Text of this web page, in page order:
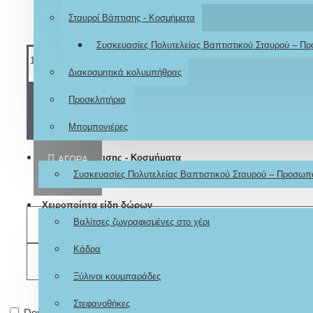
Σταυροί Βάπτισης - Κοσμήματα
Συσκευασίες Πολυτελείας Βαπτιστικού Σταυρού –
Διακοσμητικά κολυμπήθρας
Προσκλητήρια
Μπομπονιέρες
Σταυροί Βάπτισης - Κοσμήματα
Συσκευασίες Πολυτελείας Βαπτιστικού Σταυρού –
Χειροποίητα είδη δώρων
Βαλίτσες ζωγραφισμένες στο χέρι
Κάδρα
Ξύλινοι κουμπαράδες
Στεφανοθήκες
ΚΑΛΆΘΙ
ΑΓΟΡΆ
ΕΠΙΘΥΜΗΤΌ